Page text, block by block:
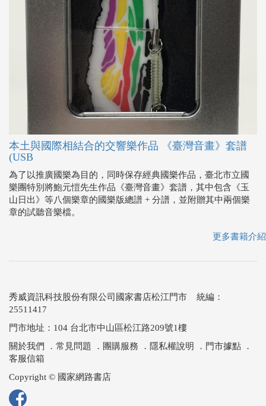
本土與國際相結合的交響樂作品 《臺灣音畫》套譜
(USB
為了以推廣國樂為目的，同時保存經典國樂作品，臺北市立國
樂團特別將鮑元愷先生作品《臺灣音畫》套譜，其中包含《玉
山日出》等八個樂章的國樂版總譜 + 分譜，並附贈其中兩個樂
章的試聽音樂檔。
更多書籍介紹
秀威資訊科技股份有限公司國家書店松江門市 統編：
25511417
門市地址：104 台北市中山區松江路209號1樓
關於我們
． 常見問題 ． 團購服務 ． 隱私權說明 ． 門市據點 ．
客服信箱
Copyright © 國家網路書店